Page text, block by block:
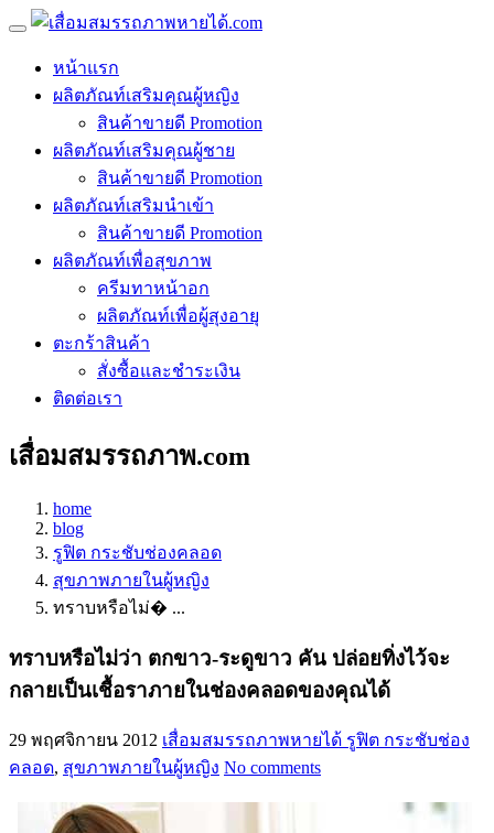
หน้าแรก
ผลิตภัณท์เสริมคุณผู้หญิง
สินค้าขายดี Promotion
ผลิตภัณท์เสริมคุณผู้ชาย
สินค้าขายดี Promotion
ผลิตภัณท์เสริมนำเข้า
สินค้าขายดี Promotion
ผลิตภัณท์เพื่อสุขภาพ
ครีมทาหน้าอก
ผลิตภัณท์เพื่อผู้สุงอายุ
ตะกร้าสินค้า
สั่งซื้อและชำระเงิน
ติดต่อเรา
เสื่อมสมรรถภาพ.com
home
blog
รูฟิต กระชับช่องคลอด
สุขภาพภายในผู้หญิง
ทราบหรือไม่� ...
ทราบหรือไม่ว่า ตกขาว-ระดูขาว คัน ปล่อยทิ่งไว้จะ
กลายเป็นเชื้อราภายในช่องคลอดของคุณได้
29 พฤศจิกายน 2012 เสื่อมสมรรถภาพหายได้ รูฟิต กระชับช่อง
คลอด, สุขภาพภายในผู้หญิง No comments